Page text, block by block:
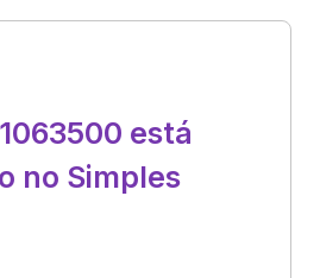
está
no Simples